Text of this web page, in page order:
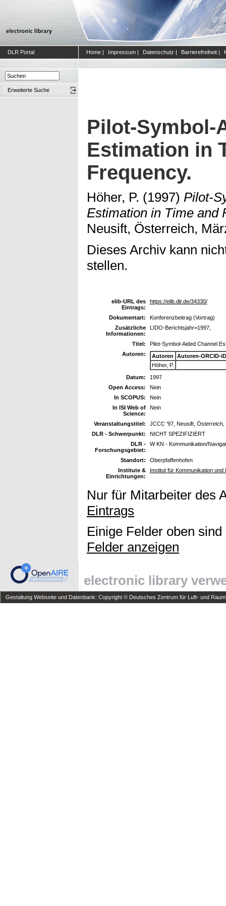
DLR Portal Home | Impressum | Datenschutz | Barrierefreiheit |
Erweiterte Suche
Pilot-Symbol-
Estimation in
Frequency.
Höher, P. (1997) Pilot-
Estimation in Time and
Neusift, Österreich,
Dieses Archiv kann
stellen.
elib-URL des
Eintrags:
https://elib.dlr.de/34330/
Dokumentart:
Konferenzbeitrag (Vortrag)
Zusätzliche
Informationen:
LIDO-Berichtsjahr=1997,
Titel:
Pilot-Symbol-Aided Channel
Autoren:
Autoren
Autoren-ORCID-iD
Höher, P.
Datum:
1997
Open Access:
Nein
In SCOPUS:
Nein
In ISI Web of
Science:
Nein
Veranstaltungstitel:
JCCC '97, Neusift, Österreich,
DLR - Schwerpunkt:
NICHT SPEZIFIZIERT
DLR -
Forschungsgebiet:
W KN - Kommunikation/
Standort:
Oberpfaffenhofen
Institute &
Einrichtungen:
Institut für Kommunikation
Nur für Mitarbeiter des
Eintrags
Einige Felder oben
Felder anzeigen
electronic library
Gestaltung Webseite und Datenbank: Copyright © Deutsches Zentrum für Luft- und